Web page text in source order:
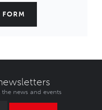
news and events